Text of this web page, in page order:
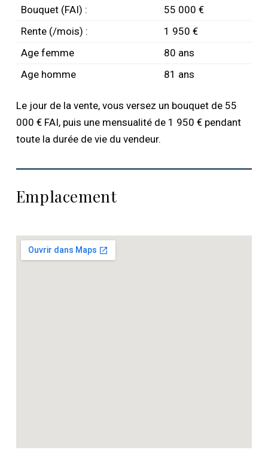
Bouquet (FAI) :
55 000 €
Rente (/mois) :
1 950 €
Age femme
80 ans
Age homme
81 ans
Le jour de la vente, vous versez un bouquet de 55
000 € FAI, puis une mensualité de 1 950 € pendant
toute la durée de vie du vendeur.
Emplacement